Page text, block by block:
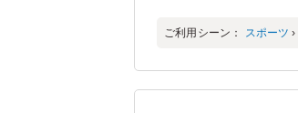
ご利用シーン： スポーツ ›